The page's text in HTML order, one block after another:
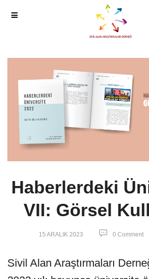
Haberlerdeki
VII: Görsel
15 ARALIK 2023 0 Comment
Sivil Alan Araştırmaları